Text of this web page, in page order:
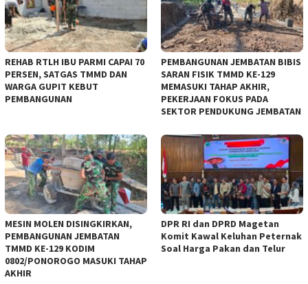
REHAB RTLH IBU PARMI CAPAI 70
PERSEN, SATGAS TMMD DAN
WARGA GUPIT KEBUT
PEMBANGUNAN
PEMBANGUNAN JEMBATAN BIBIS
SARAN FISIK TMMD KE-129
MEMASUKI TAHAP AKHIR,
PEKERJAAN FOKUS PADA
SEKTOR PENDUKUNG JEMBATAN
MESIN MOLEN DISINGKIRKAN,
PEMBANGUNAN JEMBATAN
TMMD KE-129 KODIM
0802/PONOROGO MASUKI TAHAP
AKHIR
DPR RI dan DPRD Magetan
Komit Kawal Keluhan Peternak
Soal Harga Pakan dan Telur